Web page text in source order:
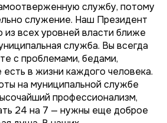
службу, потому
служение. Наш Президент
из всех уровней власти ближе
служба. Вы всегда
с проблемами, бедами,
в жизни каждого человека.
на муниципальной службе
профессионализм,
24 на 7 — нужны еще доброе